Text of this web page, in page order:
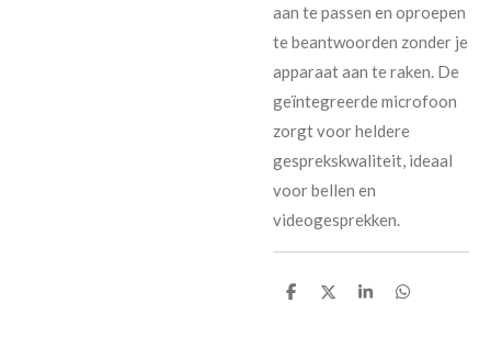
aan te passen en oproepen
te beantwoorden zonder je
apparaat aan te raken. De
geïntegreerde microfoon
zorgt voor heldere
gesprekskwaliteit, ideaal
voor bellen en
videogesprekken.
D
D
S
D